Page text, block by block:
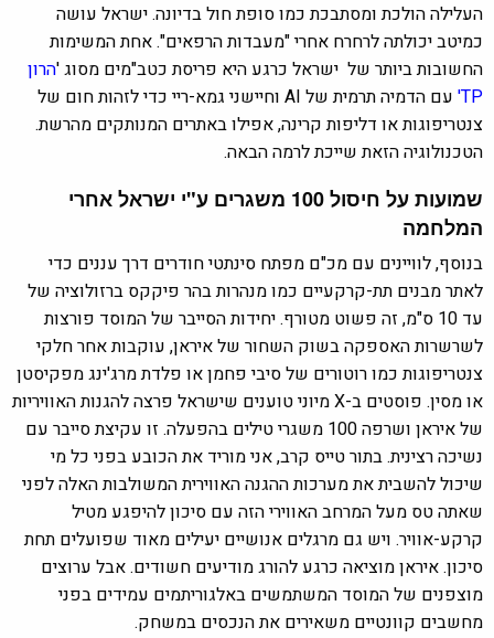
העלילה הולכת ומסתבכת כמו סופת חול בדיונה. ישראל עושה
כמיטב יכולתה לרחרח אחרי "מעבדות הרפאים". אחת המשימות
החשובות ביותר של ישראל כרגע היא פריסת כטב"מים מסוג 'הרון
TP'
עם הדמיה תרמית של AI וחיישני גמא-ריי כדי לזהות חום של
צנטריפוגות או דליפות קרינה, אפילו באתרים המנותקים מהרשת.
הטכנולוגיה הזאת שייכת לרמה הבאה.
שמועות על חיסול 100 משגרים ע"י ישראל אחרי
המלחמה
בנוסף, לוויינים עם מכ"ם מפתח סינתטי חודרים דרך עננים כדי
לאתר מבנים תת-קרקעיים כמו מנהרות בהר פיקקס ברזולוציה של
עד 10 ס"מ, זה פשוט מטורף. יחידות הסייבר של המוסד פורצות
לשרשרות האספקה בשוק השחור של איראן, עוקבות אחר חלקי
צנטריפוגות כמו רוטורים של סיבי פחמן או פלדת מרג'ינג מפקיסטן
או מסין. פוסטים ב-X מיוני טוענים שישראל פרצה להגנות האוויריות
של איראן ושרפה 100 משגרי טילים בהפעלה. זו עקיצת סייבר עם
נשיכה רצינית. בתור טייס קרב, אני מוריד את הכובע בפני כל מי
שיכול להשבית את מערכות ההגנה האווירית המשולבות האלה לפני
שאתה טס מעל המרחב האווירי הזה עם סיכון להיפגע מטיל
קרקע-אוויר. ויש גם מרגלים אנושיים יעילים מאוד שפועלים תחת
סיכון. איראן מוציאה כרגע להורג מודיעים חשודים. אבל ערוצים
מוצפנים של המוסד המשתמשים באלגוריתמים עמידים בפני
מחשבים קוונטיים משאירים את הנכסים במשחק.